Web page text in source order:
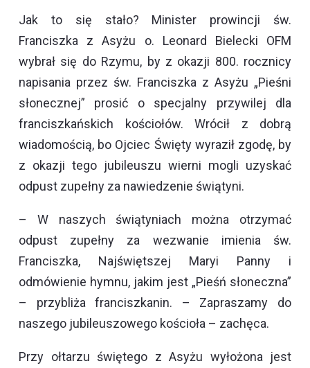
Jak to się stało? Minister prowincji św.
Franciszka z Asyżu o. Leonard Bielecki OFM
wybrał się do Rzymu, by z okazji 800. rocznicy
napisania przez św. Franciszka z Asyżu „Pieśni
słonecznej” prosić o specjalny przywilej dla
franciszkańskich kościołów. Wrócił z dobrą
wiadomością, bo Ojciec Święty wyraził zgodę, by
z okazji tego jubileuszu wierni mogli uzyskać
odpust zupełny za nawiedzenie świątyni.
– W naszych świątyniach można otrzymać
odpust zupełny za wezwanie imienia św.
Franciszka, Najświętszej Maryi Panny i
odmówienie hymnu, jakim jest „Pieśń słoneczna”
– przybliża franciszkanin. – Zapraszamy do
naszego jubileuszowego kościoła – zachęca.
Przy ołtarzu świętego z Asyżu wyłożona jest